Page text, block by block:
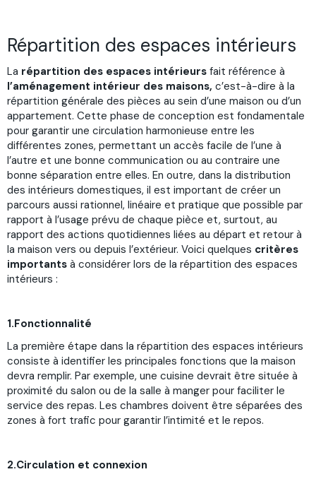
Répartition des espaces intérieurs
La répartition des espaces intérieurs fait référence à
l’aménagement intérieur des maisons, c’est-à-dire à la
répartition générale des pièces au sein d’une maison ou d’un
appartement. Cette phase de conception est fondamentale
pour garantir une circulation harmonieuse entre les
différentes zones, permettant un accès facile de l’une à
l’autre et une bonne communication ou au contraire une
bonne séparation entre elles. En outre, dans la distribution
des intérieurs domestiques, il est important de créer un
parcours aussi rationnel, linéaire et pratique que possible par
rapport à l’usage prévu de chaque pièce et, surtout, au
rapport des actions quotidiennes liées au départ et retour à
la maison vers ou depuis l’extérieur. Voici quelques critères
importants à considérer lors de la répartition des espaces
intérieurs :
1.Fonctionnalité
La première étape dans la répartition des espaces intérieurs
consiste à identifier les principales fonctions que la maison
devra remplir. Par exemple, une cuisine devrait être située à
proximité du salon ou de la salle à manger pour faciliter le
service des repas. Les chambres doivent être séparées des
zones à fort trafic pour garantir l’intimité et le repos.
2.Circulation et connexion